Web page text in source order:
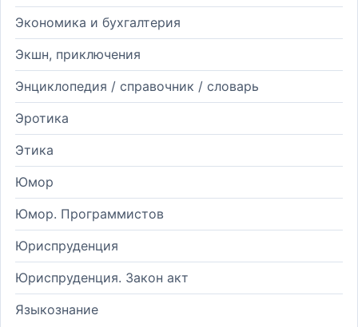
Экономика и бухгалтерия
Экшн, приключения
Энциклопедия / справочник / словарь
Эротика
Этика
Юмор
Юмор. Программистов
Юриспруденция
Юриспруденция. Закон акт
Языкознание